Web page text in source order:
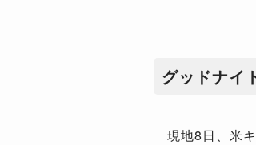
グッドナイ
現地8日、米